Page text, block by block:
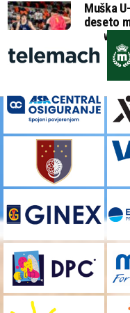
Muška
deseto
B divizije